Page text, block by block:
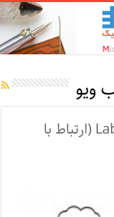
ویو
آموزش پروتکل TCP/IP در LabVIEW (ارتباط با